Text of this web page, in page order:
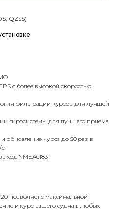
QZSS)
с более высокой скоростью
фильтрации курсов для лучшей
гиросистемы для лучшего приема
и обновление курса до 50 раз в
с
NMEA0183
позволяет с максимальной
и курс вашего судна в любых